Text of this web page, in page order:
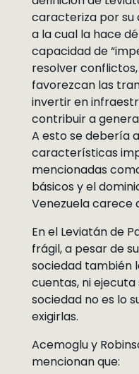
caracteriza por su
a la cual la hace
capacidad de
resolver
favorezcan las
invertir en
contribuir a
A esto se debería
características
mencionadas
básicos y el
Venezuela carece
En el Leviatán de
frágil, a pesar de
sociedad también
cuentas, ni
sociedad no es lo
exigirlas.
Acemoglu y
mencionan que: